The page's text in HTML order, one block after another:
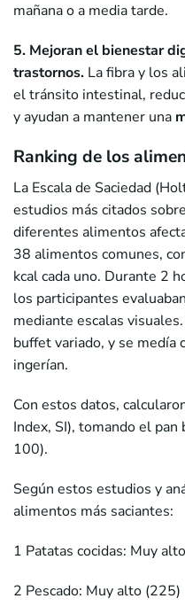
mañana o a media tarde.
5. Mejoran el bienestar
trastornos. La fibra y los
el tránsito intestinal,
y ayudan a mantener una
Ranking de los
La Escala de Saciedad
estudios más citados
diferentes alimentos
38 alimentos comunes,
kcal cada uno. Durante 2
los participantes
mediante escalas
buffet variado, y se medía
ingerían.
Con estos datos,
Index, SI), tomando el
100).
Según estos estudios y
alimentos más saciantes:
1 Patatas cocidas: Muy
2 Pescado: Muy alto (225)